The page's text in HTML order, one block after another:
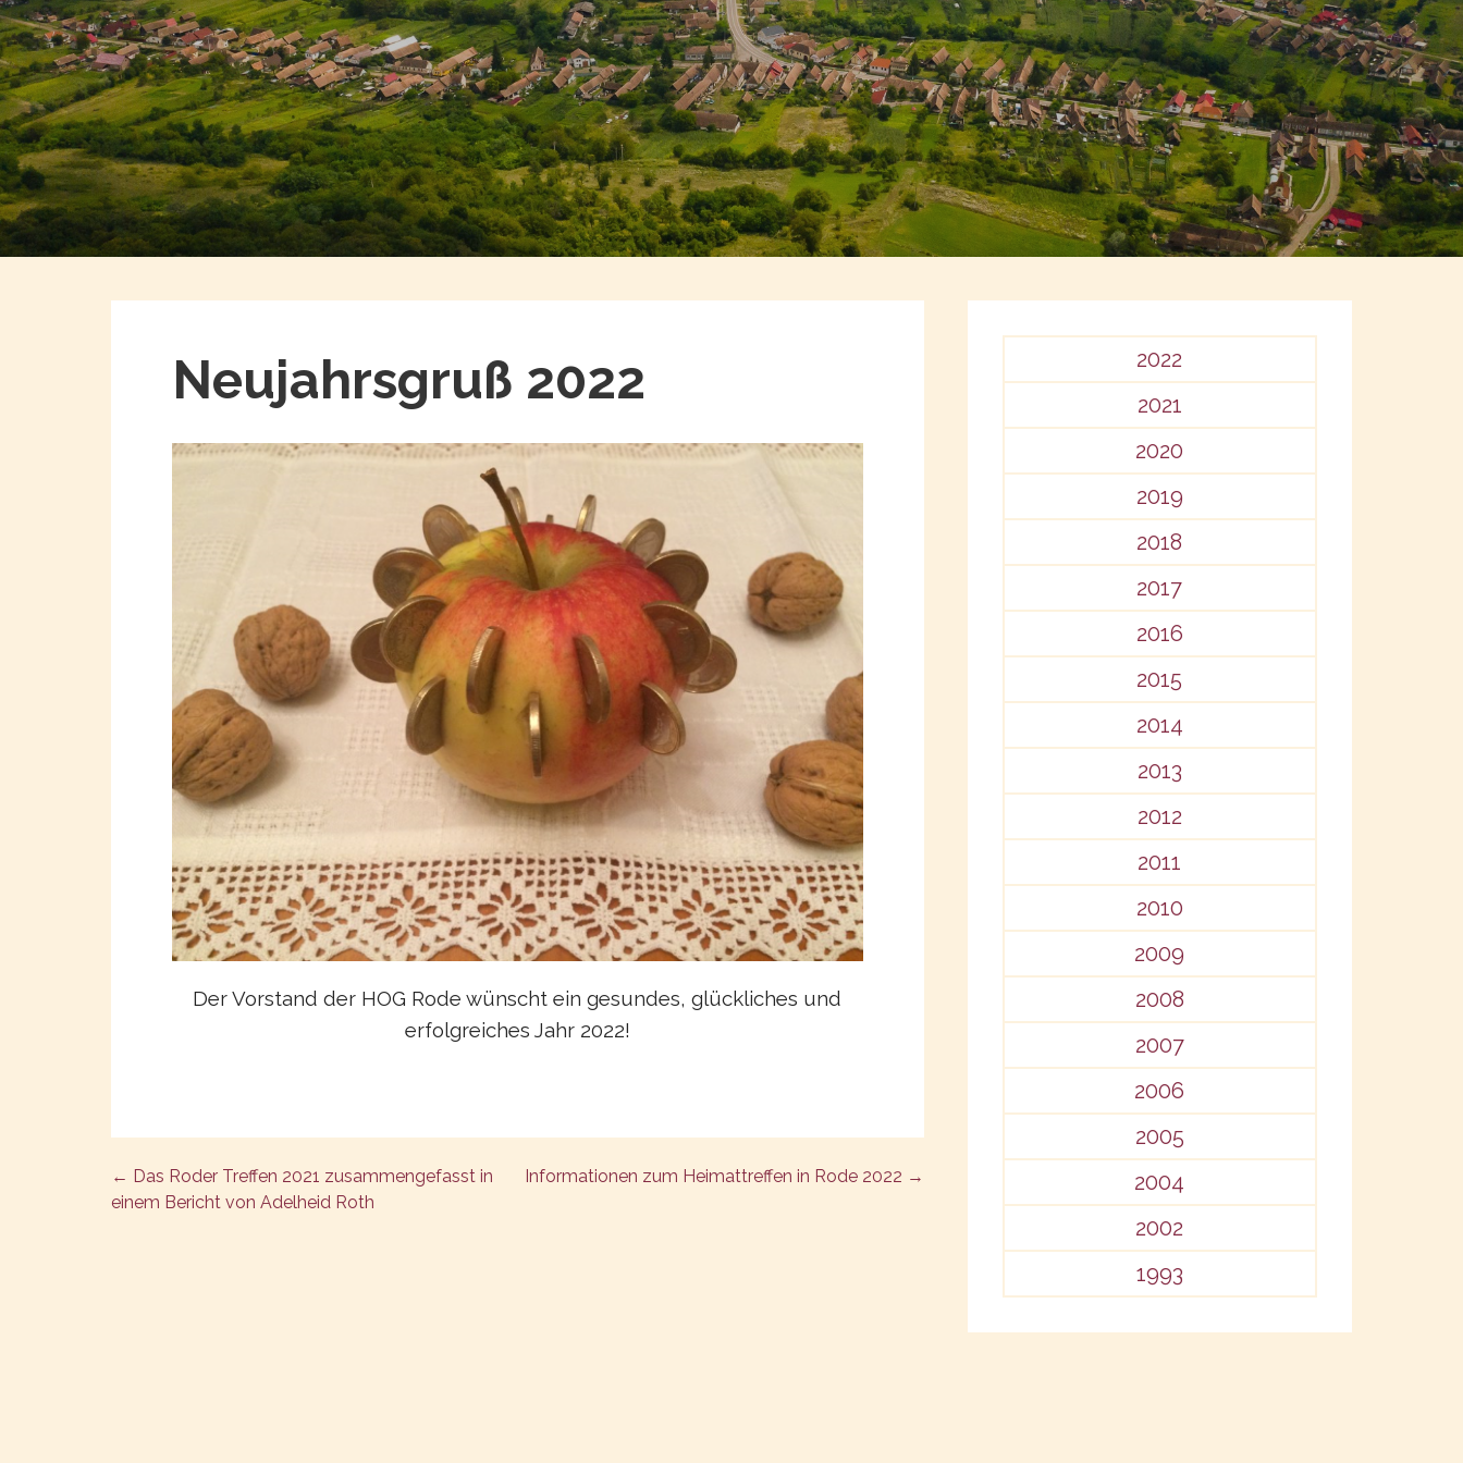
Neujahrsgruß 2022
Der Vorstand der HOG Rode wünscht ein gesundes, glückliches und
erfolgreiches Jahr 2022!
Post
← Das Roder Treffen 2021 zusammengefasst in
einem Bericht von Adelheid Roth
Informationen zum Heimattreffen in Rode 2022 →
2022
2021
2020
2019
2018
2017
2016
2015
2014
2013
2012
2011
2010
2009
2008
2007
2006
2005
2004
2002
1993